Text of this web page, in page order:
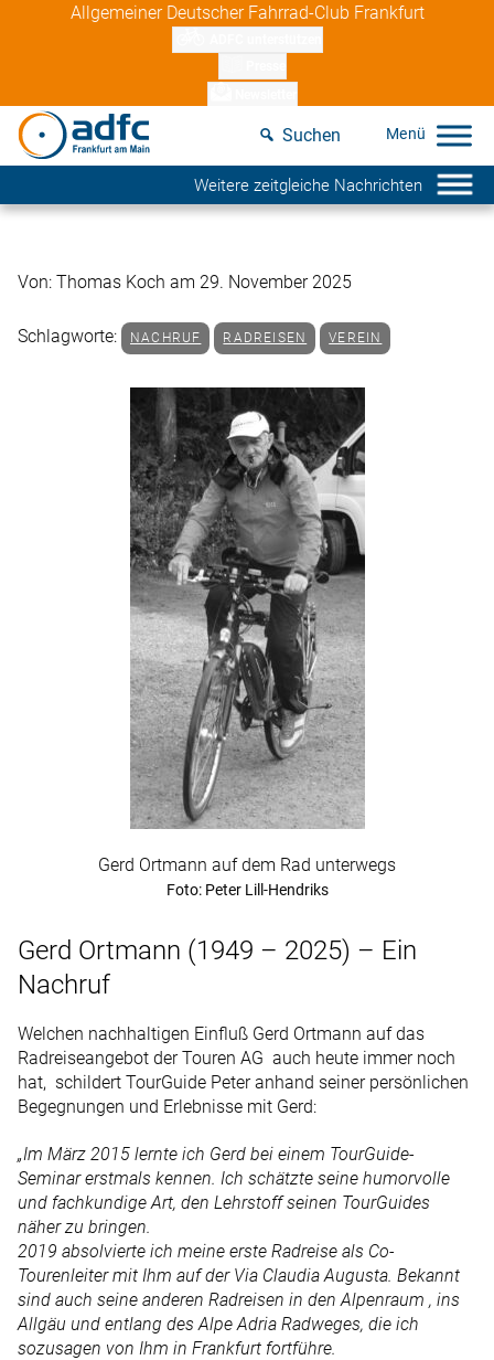
Allgemeiner Deutscher Fahrrad-Club Frankfurt
Suchen
Weitere zeitgleiche Nachrichten
Von: Thomas Koch am 29. November 2025
Schlagworte: NACHRUF RADREISEN VEREIN
Gerd Ortmann auf dem Rad unterwegs
Foto: Peter Lill-Hendriks
Gerd Ortmann (1949 – 2025) – Ein
Nachruf
Welchen nachhaltigen Einfluß Gerd Ortmann auf das
Radreiseangebot der Touren AG auch heute immer noch
hat, schildert TourGuide Peter anhand seiner persönlichen
Begegnungen und Erlebnisse mit Gerd:
„Im März 2015 lernte ich Gerd bei einem TourGuide-
Seminar erstmals kennen. Ich schätzte seine humorvolle
und fachkundige Art, den Lehrstoff seinen TourGuides
näher zu bringen.
2019 absolvierte ich meine erste Radreise als Co-
Tourenleiter mit Ihm auf der Via Claudia Augusta. Bekannt
sind auch seine anderen Radreisen in den Alpenraum , ins
Allgäu und entlang des Alpe Adria Radweges, die ich
sozusagen von Ihm in Frankfurt fortführe.